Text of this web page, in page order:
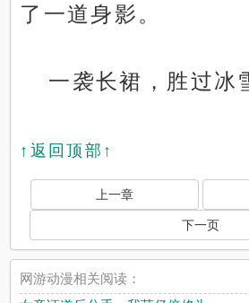
了一道身影。
一袭长裙，胜过冰
↑返回顶部↑
上一章
下一页
网游动漫相关阅读：